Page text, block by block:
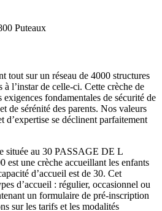
Puteaux
tout sur un réseau de 4000 structures
à l’instar de celle-ci. Cette crèche de
exigences fondamentales de sécurité de
de sérénité des parents. Nos valeurs
d’expertise se déclinent parfaitement
située au 30 PASSAGE DE L
une crèche accueillant les enfants
d’accueil est de 30. Cet
d’accueil : régulier, occasionnel ou
un formulaire de pré-inscription
sur les tarifs et les modalités